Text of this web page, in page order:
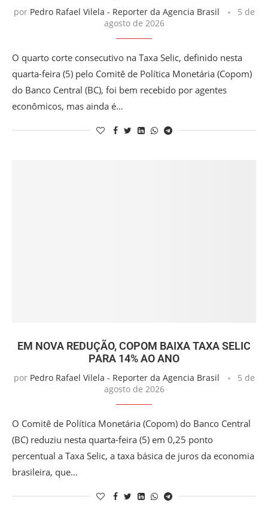
por Pedro Rafael Vilela - Reporter da Agencia Brasil
5 de
agosto de 2026
O quarto corte consecutivo na Taxa Selic, definido nesta
quarta-feira (5) pelo Comitê de Política Monetária (Copom)
do Banco Central (BC), foi bem recebido por agentes
econômicos, mas ainda é…
EM NOVA REDUÇÃO, COPOM BAIXA TAXA SELIC
PARA 14% AO ANO
por Pedro Rafael Vilela - Reporter da Agencia Brasil
5 de
agosto de 2026
O Comitê de Política Monetária (Copom) do Banco Central
(BC) reduziu nesta quarta-feira (5) em 0,25 ponto
percentual a Taxa Selic, a taxa básica de juros da economia
brasileira, que…